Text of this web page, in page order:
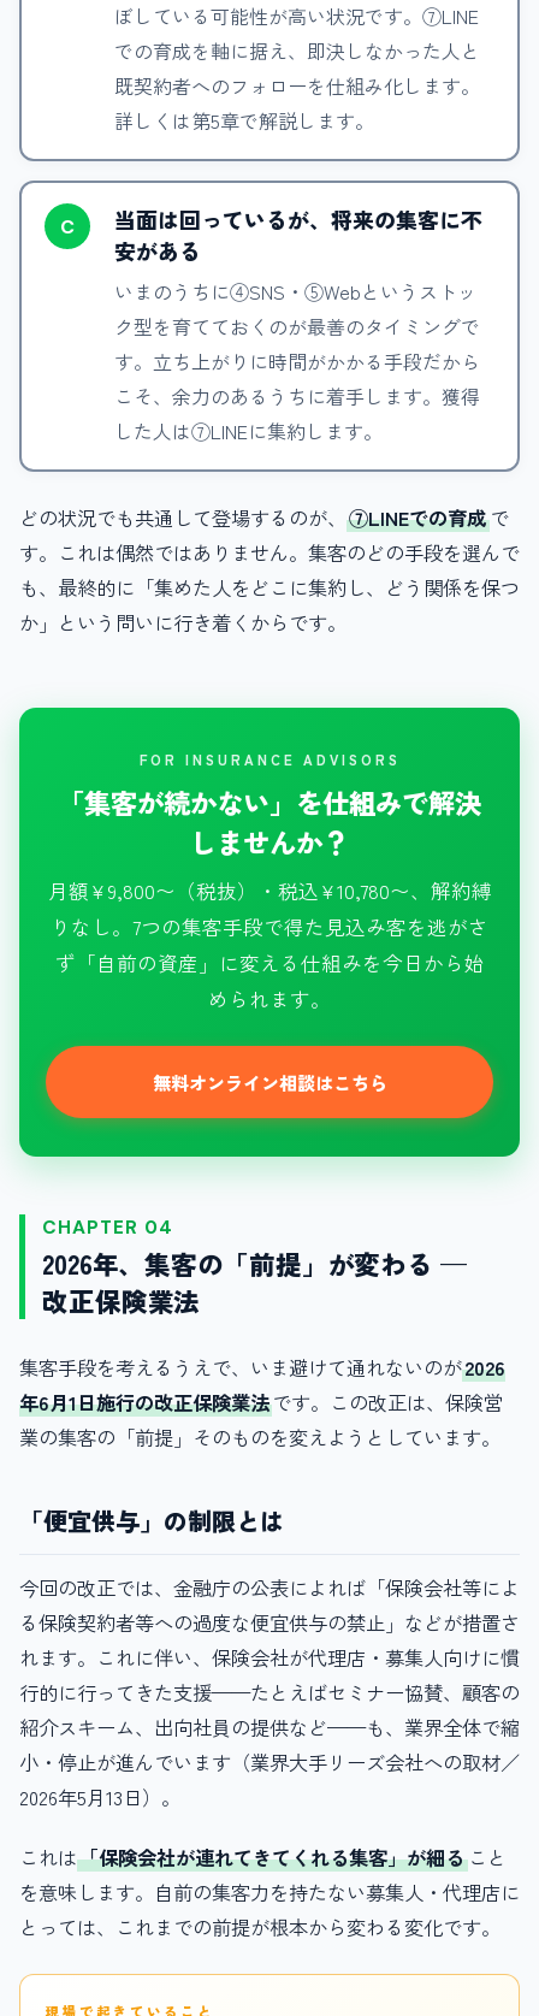
ぼしている可能性が高い状況です。⑦LINE
での育成を軸に据え、即決しなかった人と
既契約者へのフォローを仕組み化します。
詳しくは第5章で解説します。
C
当面は回っているが、将来の集客に不
安がある
いまのうちに④SNS・⑤Webというストッ
ク型を育てておくのが最善のタイミングで
す。立ち上がりに時間がかかる手段だから
こそ、余力のあるうちに着手します。獲得
した人は⑦LINEに集約します。
どの状況でも共通して登場するのが、 ⑦LINEでの育成で
す。これは偶然ではありません。集客のどの手段を選んで
も、最終的に「集めた人をどこに集約し、どう関係を保つ
か」という問いに行き着くからです。
FOR INSURANCE ADVISORS
「集客が続かない」を仕組みで解決
しませんか？
月額¥9,800〜（税抜）・税込¥10,780〜、解約縛
りなし。7つの集客手段で得た見込み客を逃がさ
ず「自前の資産」に変える仕組みを今日から始
められます。
無料オンライン相談はこちら
CHAPTER 04
2026年、集客の「前提」が変わる —
改正保険業法
集客手段を考えるうえで、いま避けて通れないのが2026
年6月1日施行の改正保険業法です。この改正は、保険営
業の集客の「前提」そのものを変えようとしています。
「便宜供与」の制限とは
今回の改正では、金融庁の公表によれば「保険会社等によ
る保険契約者等への過度な便宜供与の禁止」などが措置さ
れます。これに伴い、保険会社が代理店・募集人向けに慣
行的に行ってきた支援——たとえばセミナー協賛、顧客の
紹介スキーム、出向社員の提供など——も、業界全体で縮
小・停止が進んでいます（業界大手リーズ会社への取材／
2026年5月13日）。
これは「保険会社が連れてきてくれる集客」が細ること
を意味します。自前の集客力を持たない募集人・代理店に
とっては、これまでの前提が根本から変わる変化です。
現場で起きていること